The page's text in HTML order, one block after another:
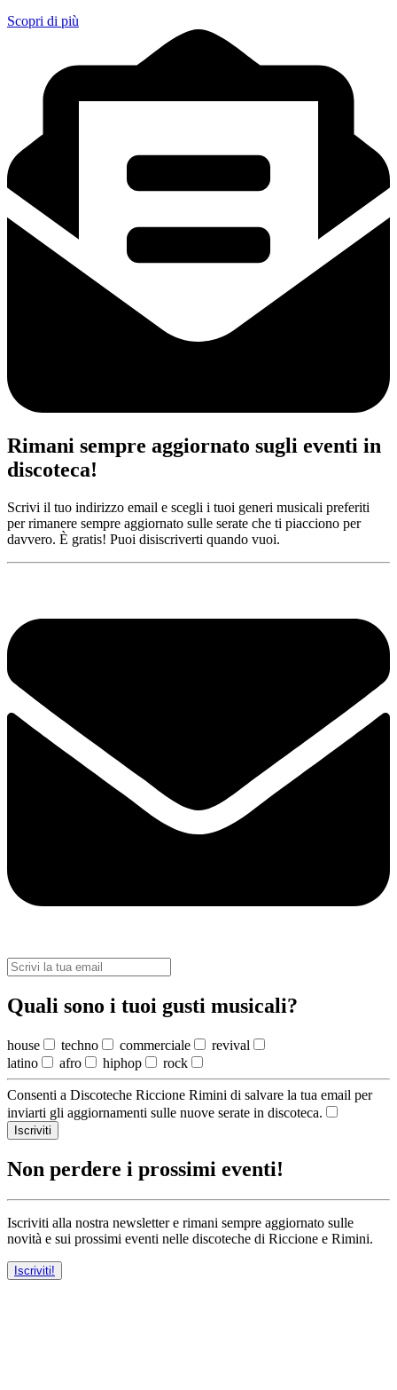
Scopri di più
Rimani sempre aggiornato sugli eventi in
discoteca!
Scrivi il tuo indirizzo email e scegli i tuoi generi musicali preferiti
per rimanere sempre aggiornato sulle serate che ti piacciono per
davvero. È gratis! Puoi disiscriverti quando vuoi.
Quali sono i tuoi gusti musicali?
house techno commerciale
revival
latino
afro hiphop rock
Consenti a Discoteche Riccione Rimini di salvare la tua email per
inviarti gli aggiornamenti sulle nuove serate in discoteca.
Iscriviti
Non perdere i prossimi eventi!
Iscriviti alla nostra newsletter e rimani sempre aggiornato sulle
novità e sui prossimi eventi nelle discoteche di Riccione e Rimini.
Iscriviti!